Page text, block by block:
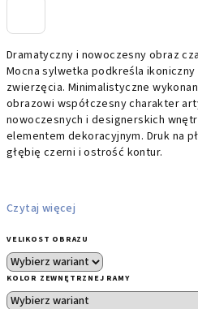
Dramatyczny i nowoczesny obraz
Mocna sylwetka podkreśla
zwierzęcia. Minimalistyczne
obrazowi współczesny charakter
nowoczesnych i designerskich
elementem dekoracyjnym. Druk na
głębię czerni i ostrość kontur.
Czytaj więcej
VELIKOST OBRAZU
KOLOR ZEWNĘTRZNEJ RAMY